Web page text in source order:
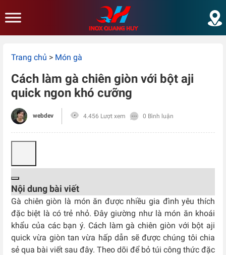
Trang chủ > Món gà
Cách làm gà chiên giòn với bột aji
quick ngon khó cưỡng
webdev 4.456 Lượt xem 0 Bình luận
Nội dung bài viết
Gà chiên giòn là món ăn được nhiều gia đình yêu thích
đặc biệt là có trẻ nhỏ. Đây giường như là món ăn khoái
khẩu của các bạn ý. Cách làm gà chiên giòn với bột aji
quick vừa giòn tan vừa hấp dẫn sẽ được chúng tôi chia
sẻ qua bài viết sau đây. Theo dõi để bỏ túi công thức đặc